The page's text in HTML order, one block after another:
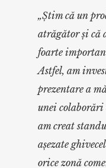
„Știm că un
atrăgător și că
foarte
Astfel, am
prezentare a
unei
am creat
așezate
orice zonă